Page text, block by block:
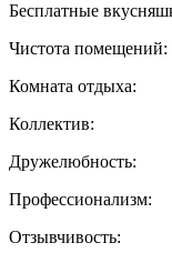
Бесплатные
Чистота помещений:
Комната отдыха:
Коллектив:
Дружелюбность:
Профессионализм:
Отзывчивость: